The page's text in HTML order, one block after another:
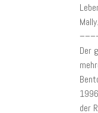
Mally.
Der
der